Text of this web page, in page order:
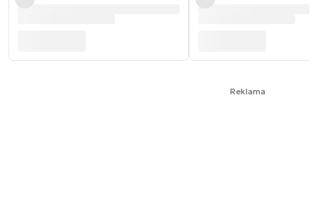
Reklama